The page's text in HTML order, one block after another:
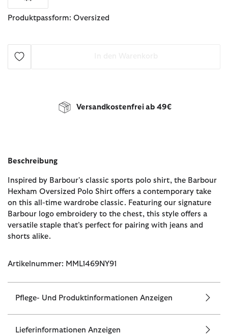
Produktpassform: Oversized
Versandkostenfrei ab 49€
Beschreibung
Inspired by Barbour's classic sports polo shirt, the Barbour
Hexham Oversized Polo Shirt offers a contemporary take
on this all-time wardrobe classic. Featuring our signature
Barbour logo embroidery to the chest, this style offers a
versatile staple that’s perfect for pairing with jeans and
shorts alike.
Artikelnummer: MML1469NY91
Pflege- Und Produktinformationen Anzeigen
Lieferinformationen Anzeigen